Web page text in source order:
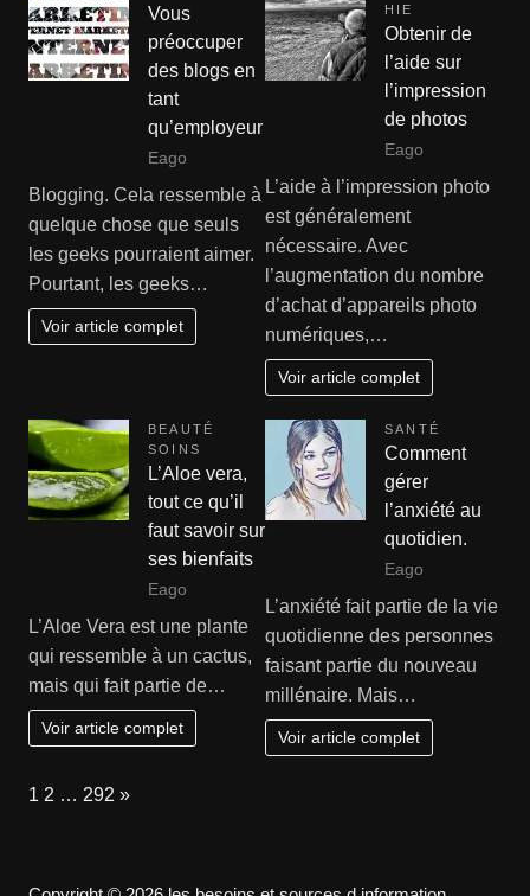
Vous
préoccuper
des blogs en
tant
qu’employeur
Eago
Blogging. Cela ressemble à
quelque chose que seuls
les geeks pourraient aimer.
Pourtant, les geeks…
Voir article complet
HIE
Obtenir de
l’aide sur
l’impression
de photos
Eago
L’aide à l’impression photo
est généralement
nécessaire. Avec
l’augmentation du nombre
d’achat d’appareils photo
numériques,…
Voir article complet
BEAUTÉ
SOINS
L’Aloe vera,
tout ce qu’il
faut savoir sur
ses bienfaits
Eago
L’Aloe Vera est une plante
qui ressemble à un cactus,
mais qui fait partie de…
Voir article complet
SANTÉ
Comment
gérer
l’anxiété au
quotidien.
Eago
L’anxiété fait partie de la vie
quotidienne des personnes
faisant partie du nouveau
millénaire. Mais…
Voir article complet
Page:
1 2 … 292 Next
»